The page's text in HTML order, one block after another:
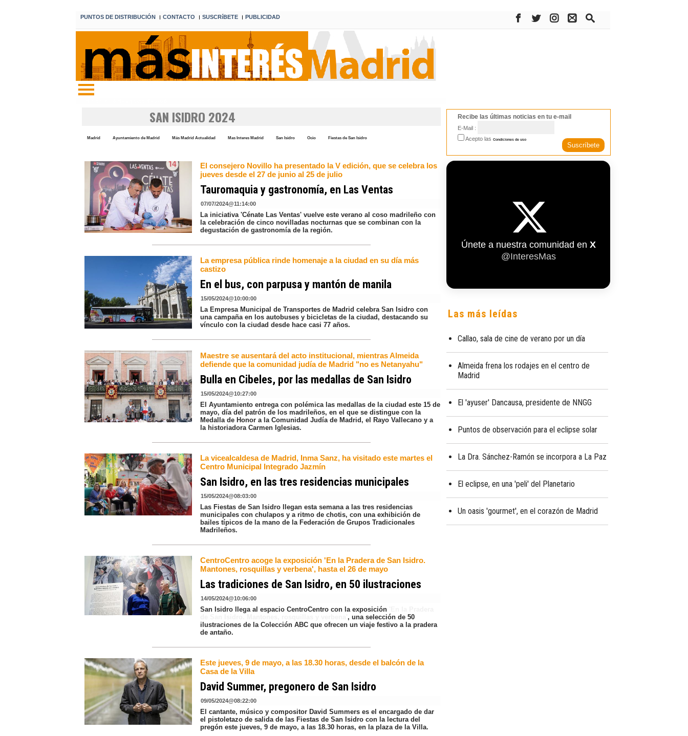
PUNTOS DE DISTRIBUCIÓN I CONTACTO I SUSCRíBETE I PUBLICIDAD
SAN ISIDRO 2024
Madrid Ayuntamiento de Madrid Más Madrid Actualidad Mas Interes Madrid San Isidro Ocio Fiestas de San Isidro
El consejero Novillo ha presentado la V edición, que se celebra los
jueves desde el 27 de junio al 25 de julio
Tauromaquia y gastronomía, en Las Ventas
07/07/2024@11:14:00
La iniciativa 'Cénate Las Ventas' vuelve este verano al coso madrileño con
la celebración de cinco novilladas nocturnas que se combinan con la
degustación de gastronomía de la región.
La empresa pública rinde homenaje a la ciudad en su día más
castizo
En el bus, con parpusa y mantón de manila
15/05/2024@10:00:00
La Empresa Municipal de Transportes de Madrid celebra San Isidro con
una campaña en los autobuses y bicicletas de la ciudad, destacando su
vínculo con la ciudad desde hace casi 77 años.
Maestre se ausentará del acto institucional, mientras Almeida
defiende que la comunidad judía de Madrid "no es Netanyahu"
Bulla en Cibeles, por las medallas de San Isidro
15/05/2024@10:27:00
El Ayuntamiento entrega con polémica las medallas de la ciudad este 15 de
mayo, día del patrón de los madrileños, en el que se distingue con la
Medalla de Honor a la Comunidad Judía de Madrid, el Rayo Vallecano y a
la historiadora Carmen Iglesias.
La vicealcaldesa de Madrid, Inma Sanz, ha visitado este martes el
Centro Municipal Integrado Jazmín
San Isidro, en las tres residencias municipales
15/05/2024@08:03:00
Las Fiestas de San Isidro llegan esta semana a las tres residencias
municipales con chulapos y a ritmo de chotis, con una exhibición de
bailes típicos de la mano de la Federación de Grupos Tradicionales
Madrileños.
CentroCentro acoge la exposición 'En la Pradera de San Isidro.
Mantones, rosquillas y verbena', hasta el 26 de mayo
Las tradiciones de San Isidro, en 50 ilustraciones
14/05/2024@10:06:00
San Isidro llega al espacio CentroCentro con la exposición
, una selección de 50
ilustraciones de la Colección ABC que ofrecen un viaje festivo a la pradera
de antaño.
Este jueves, 9 de mayo, a las 18.30 horas, desde el balcón de la
Casa de la Villa
David Summer, pregonero de San Isidro
09/05/2024@08:22:00
El cantante, músico y compositor David Summers es el encargado de dar
el pistoletazo de salida de las Fiestas de San Isidro con la lectura del
pregón este jueves, 9 de mayo, a las 18.30 horas, en la plaza de la Villa.
Recibe las últimas noticias en tu e-mail
E-Mail :
Acepto las Condiciones de uso
Únete a nuestra comunidad en X
@InteresMas
Las más leídas
Callao, sala de cine de verano por un día
Almeida frena los rodajes en el centro de
Madrid
El 'ayuser' Dancausa, presidente de NNGG
Puntos de observación para el eclipse solar
La Dra. Sánchez-Ramón se incorpora a La Paz
El eclipse, en una 'peli' del Planetario
Un oasis 'gourmet', en el corazón de Madrid